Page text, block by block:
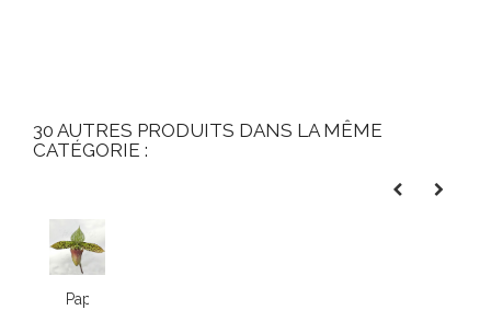
30 AUTRES PRODUITS DANS LA MÊME
CATÉGORIE :
Paphiopedilum